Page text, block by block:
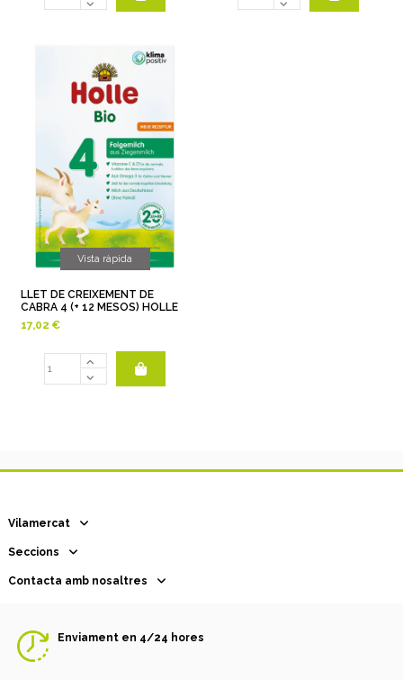
Vista ràpida
LLET DE CREIXEMENT DE
CABRA 4 (+ 12 MESOS) HOLLE
17,02 €
Vilamercat
Seccions
Contacta amb nosaltres
Enviament en 4/24 hores